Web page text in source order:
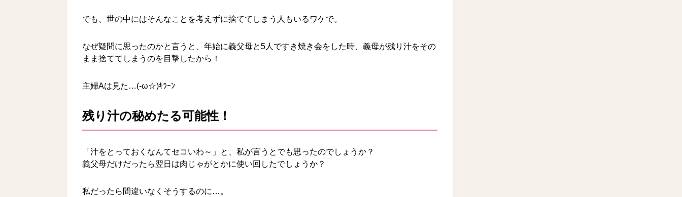
でも、世の中にはそんなことを考えずに捨ててしまう人もいるワケで。
なぜ疑問に思ったのかと言うと、年始に義父母と5人ですき焼き会をした時、義母が残り汁をその
まま捨ててしまうのを目撃したから！
主婦Aは見た…(-ω☆)ｷﾗｰﾝ
残り汁の秘めたる可能性！
「汁をとっておくなんてセコいわ～」と、私が言うとでも思ったのでしょうか？
義父母だけだったら翌日は肉じゃがとかに使い回したでしょうか？
私だったら間違いなくそうするのに…。